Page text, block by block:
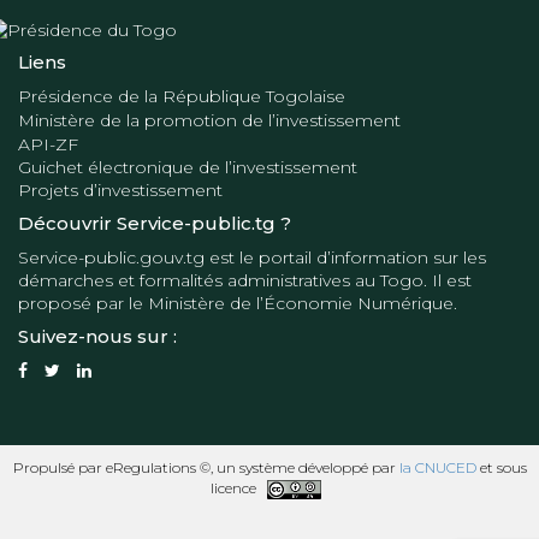
Liens
Présidence de la République Togolaise
Ministère de la promotion de l’investissement
API-ZF
Guichet électronique de l’investissement
Projets d’investissement
Découvrir Service-public.tg ?
Service-public.gouv.tg est le portail d’information sur les
démarches et formalités administratives au Togo. Il est
proposé par le Ministère de l’Économie Numérique.
Suivez-nous sur :
Propulsé par eRegulations ©, un système développé par la CNUCEDet sous
licence